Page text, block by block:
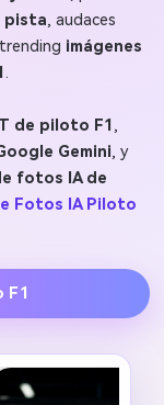
pista, audaces
imágenes
.
de piloto F1 ,
Gemini, y
fotos IA de
Fotos IA Piloto
F1